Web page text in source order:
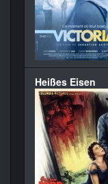
Heißes Eisen